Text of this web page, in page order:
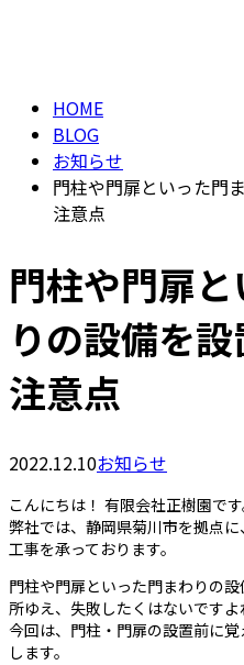
HOME
BLOG
お知らせ
門柱や門扉といった門
注意点
門柱や門扉
りの設備を
注意点
2022.12.10お知らせ
こんにちは！ 有限会社正樹園です
弊社では、静岡県菊川市を拠点
工事を承っております。
門柱や門扉といった門まわりの
所ゆえ、失敗したくはないですよ
今回は、門柱・門扉の設置前に
します。